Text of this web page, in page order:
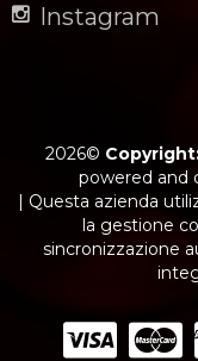
Instagram
2026©
powered and
| Questa azienda
la gestione
sincronizzazione